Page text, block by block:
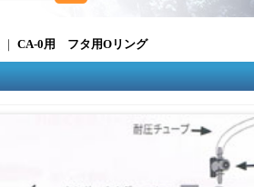
｜ CA-0用 フタ用Oリング